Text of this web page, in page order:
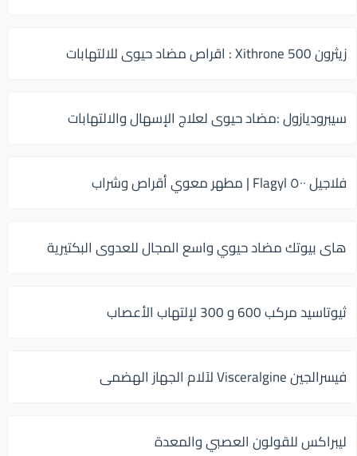
زيثرون 500 Xithrone : اقراص مضاد حيوى للالتهابات
سيبروديازول :مضاد حيوى لعلاج الإسهال والالتهابات
فلاجيل ٥٠٠ Flagyl | مطهر معوي أقراص وشراب
هاى بيوتك مضاد حيوي واسع المجال للعدوى البكتيرية
ثيوتاسيد مركب 600 و 300 لإلتهاب الأعصاب
فيسرالجين Visceralgine لآلام الجهاز الهضمى
ليبراكس للقولون العصبي والمعدة